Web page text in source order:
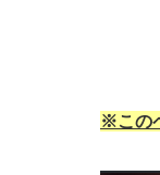
※この